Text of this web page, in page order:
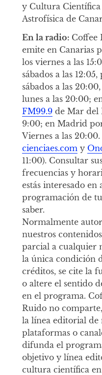
y Cultura
Astrofísica de
En la radio: Coffee
emite en Canarias
los viernes a las
sábados a las 12:05,
sábados a las
lunes a las 20:00;
FM99.9de Mar del
9:00; en Madrid
Viernes a las
cienciaes.com y
11:00). Consultar
frecuencias y
estás interesado
programación de
saber.
Normalmente
nuestros
parcial a cualquier
la única condición
créditos, se cite la
o altere el sentido
en el programa.
Ruido no
la línea editorial de
plataformas o
difunda el
objetivo y línea
cultura científica en